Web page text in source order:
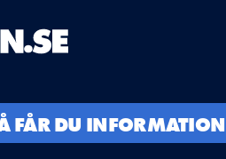
FÅR DU INFORMATION